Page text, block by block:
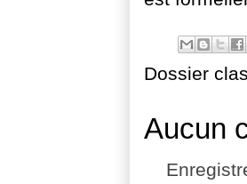
Dossier
Aucun